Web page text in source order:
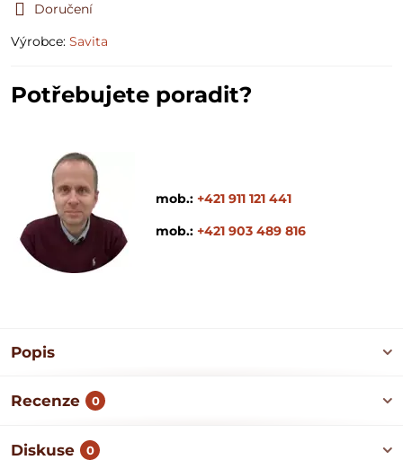
Doručení
Výrobce: Savita
Potřebujete poradit?
mob.: +421 911 121 441
mob.: +421 903 489 816
Popis
Recenze 0
Diskuse 0